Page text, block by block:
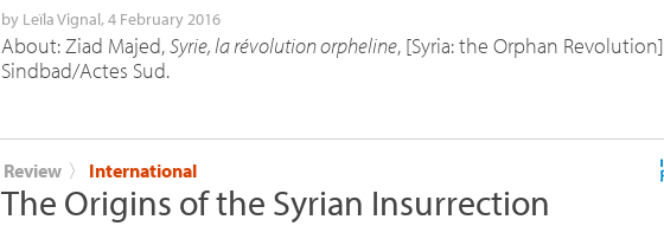
by Leïla Vignal, 4 February 2016
About: Ziad Majed,Syrie, la révolution orpheline, [Syria: the Orphan Revolution]
Sindbad/Actes Sud.
Review 〉 International
The Origins of the Syrian Insurrection